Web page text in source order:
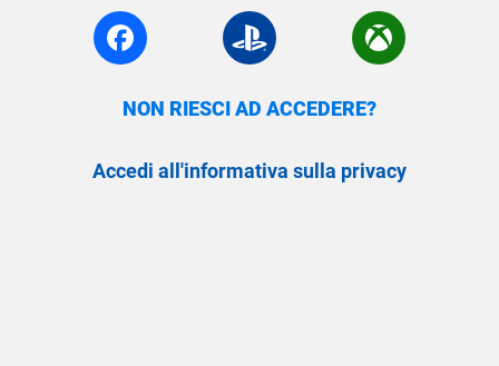
NON RIESCI AD ACCEDERE?
Accedi all'informativa sulla privacy